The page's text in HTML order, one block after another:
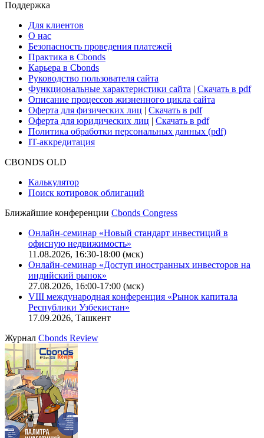
Сбондс-ТВ
Глоссарий
Поддержка
Для клиентов
О нас
Безопасность проведения платежей
Практика в Cbonds
Карьера в Cbonds
Руководство пользователя сайта
Функциональные характеристики сайта|Скачать в pdf
Описание процессов жизненного цикла сайта
Оферта для физических лиц
Оферта для юридических лиц
IT-аккредитация
Поиск котировок облигаций
Ближайшие конференцииCbonds Congress
Онлайн-семинар «Новый стандарт инвестиций в
офисную недвижимость»
11.08.2026, 16:30-18:00 (мск)
Онлайн-семинар «Доступ иностранных инвесторов на
индийский рынок»
VIII международная конференция «Рынок капитала
Республики Узбекистан»
17.09.2026, Ташкент
ЖурналCbonds Review